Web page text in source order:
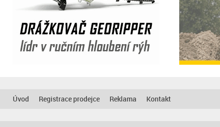
Úvod Registrace prodejce Reklama Kontakt